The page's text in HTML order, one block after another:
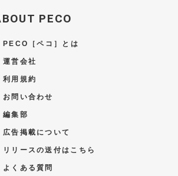
PECO
PECO［ペコ］とは
運営会社
利用規約
お問い合わせ
編集部
広告掲載について
リリースの送付はこちら
よくある質問